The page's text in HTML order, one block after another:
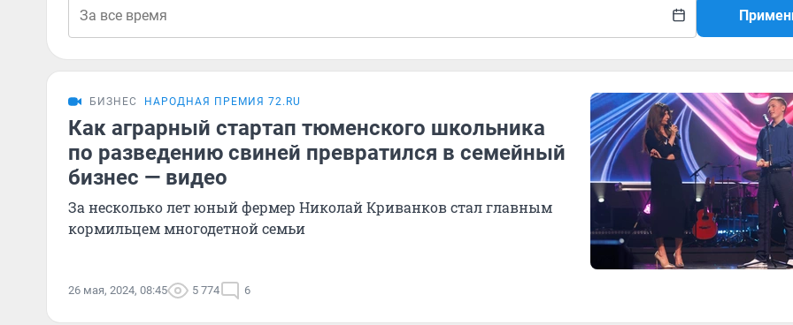
БИЗНЕС НАРОДНАЯ ПРЕМИЯ 72.RU
Как аграрный стартап тюменского школьника
по разведению свиней превратился в семейный
бизнес — видео
За несколько лет юный фермер Николай Криванков стал главным
кормильцем многодетной семьи
26 мая, 2024, 08:45 5 774 6